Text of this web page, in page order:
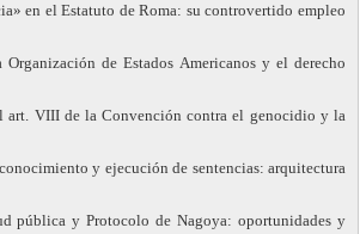
en el Estatuto de Roma: su controvertido empleo
de Estados Americanos y el derecho
art. VIII de la Convención contra el genocidio y la
y ejecución de sentencias: arquitectura
pública y Protocolo de Nagoya: oportunidades y